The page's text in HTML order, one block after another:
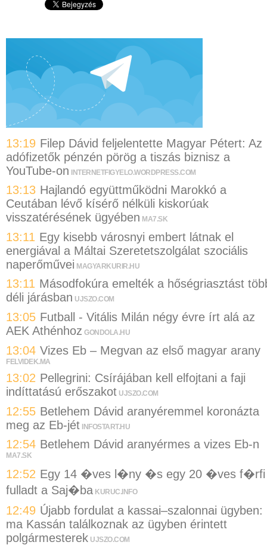
13:19 Filep Dávid feljelentette Magyar Pétert: Az
adófizetők pénzén pörög a tiszás biznisz a
YouTube-on INTERNETFIGYELO.WORDPRESS.COM
13:13 Hajlandó együttműködni Marokkó a
Ceutában lévő kísérő nélküli kiskorúak
visszatérésének ügyében MA7.SK
13:11 Egy kisebb városnyi embert látnak el
energiával a Máltai Szeretetszolgálat szociális
naperőművei MAGYARKURIR.HU
13:11 Másodfokúra emelték a hőségriasztást
déli járásban UJSZO.COM
13:05 Futball - Vitális Milán négy évre írt alá az
AEK Athénhoz GONDOLA.HU
13:04 Vizes Eb – Megvan az első magyar arany
FELVIDEK.MA
13:02 Pellegrini: Csírájában kell elfojtani a faji
indíttatású erőszakot UJSZO.COM
12:55 Betlehem Dávid aranyéremmel koronázta
meg az Eb-jét INFOSTART.HU
12:54 Betlehem Dávid aranyérmes a vizes Eb-n
MA7.SK
12:52 Egy 14 �ves l�ny �s egy 20 �ves f�rfi
fulladt a Saj�ba KURUC.INFO
12:49 Újabb fordulat a kassai–szalonnai ügyben:
ma Kassán találkoznak az ügyben érintett
polgármesterek UJSZO.COM